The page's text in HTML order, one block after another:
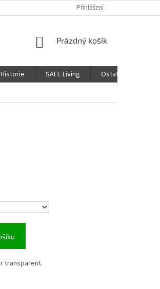
Přihlášení
NÁKUPNÍ
Prázdný košík
Historie SAFE Living Ostatní
transparent.